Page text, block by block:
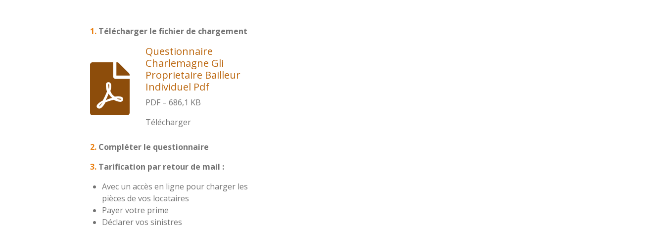
1. Télécharger le fichier de chargement
Questionnaire
Charlemagne Gli
Proprietaire Bailleur
Individuel Pdf
PDF – 686,1 KB
Télécharger
2. Compléter le questionnaire
3. Tarification par retour de mail :
Avec un accès en ligne pour charger les
pièces de vos locataires
Payer votre prime
Déclarer vos sinistres